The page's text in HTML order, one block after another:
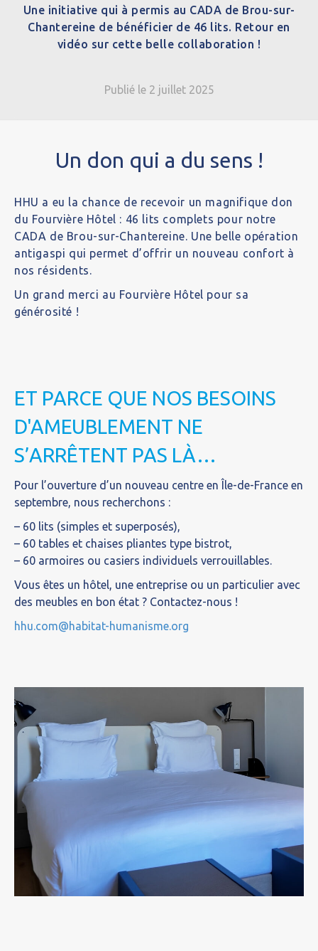
Une initiative qui à permis au CADA de Brou-sur-
Chantereine de bénéficier de 46 lits. Retour en
vidéo sur cette belle collaboration !
Publié le 2 juillet 2025
Un don qui a du sens !
HHU a eu la chance de recevoir un magnifique don
du Fourvière Hôtel : 46 lits complets pour notre
CADA de Brou-sur-Chantereine. Une belle opération
antigaspi qui permet d’offrir un nouveau confort à
nos résidents.
Un grand merci au Fourvière Hôtel pour sa
générosité !
ET PARCE QUE NOS BESOINS
D'AMEUBLEMENT NE
S’ARRÊTENT PAS LÀ…
Pour l’ouverture d’un nouveau centre en Île-de-France en
septembre, nous recherchons :
– 60 lits (simples et superposés),
– 60 tables et chaises pliantes type bistrot,
– 60 armoires ou casiers individuels verrouillables.
Vous êtes un hôtel, une entreprise ou un particulier avec
des meubles en bon état ? Contactez-nous !
hhu.com@habitat-humanisme.org